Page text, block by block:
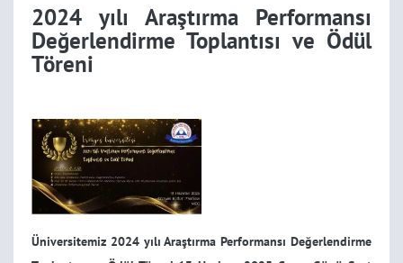
2024 yılı Araştırma Performansı
Değerlendirme Toplantısı ve Ödül
Töreni
Üniversitemiz 2024 yılı Araştırma Performansı Değerlendirme